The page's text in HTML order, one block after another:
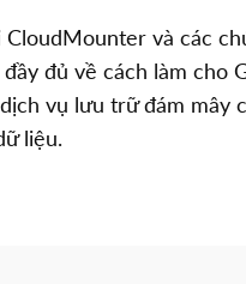
và các
đủ về cách làm
vụ lưu trữ đám mây
liệu.